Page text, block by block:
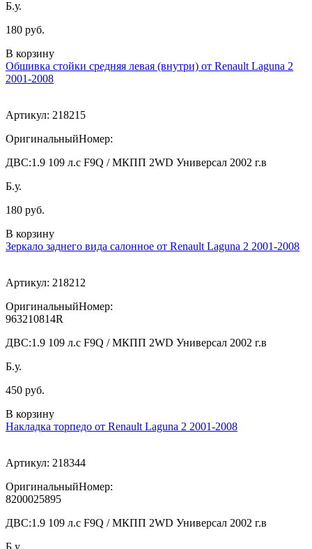
Б.у.
180 руб.
В корзину
Обшивка стойки средняя левая (внутри) от Renault Laguna 2
2001-2008
Артикул: 218215
ОригинальныйНомер:
ДВС:1.9 109 л.с F9Q / МКПП 2WD Универсал 2002 г.в
Б.у.
180 руб.
В корзину
Зеркало заднего вида салонное от Renault Laguna 2 2001-2008
Артикул: 218212
ОригинальныйНомер:
963210814R
ДВС:1.9 109 л.с F9Q / МКПП 2WD Универсал 2002 г.в
Б.у.
450 руб.
В корзину
Накладка торпедо от Renault Laguna 2 2001-2008
Артикул: 218344
ОригинальныйНомер:
8200025895
ДВС:1.9 109 л.с F9Q / МКПП 2WD Универсал 2002 г.в
Б.у.